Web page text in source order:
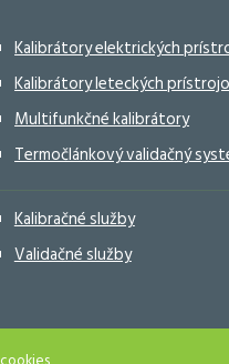
Kalibrátory elektrických
Kalibrátory leteckých
Multifunkčné kalibrátory
Termočlánkový validačný
Kalibračné služby
Validačné služby